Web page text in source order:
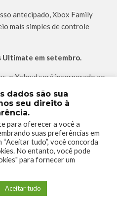
antecipado, Xbox Family
mais simples de controle
Ultimate em setembro.
o Xcloud será incorporado ao
inclusive cross device. Isso
jogar games do serviço de
serem batidas, acredito ser
ratificado essas
serviço de games possível
dados são sua
seu direito à
para oferecer a você a
suas preferências em
tudo”, você concorda
No entanto, você pode
para fornecer um
Aceitar tudo